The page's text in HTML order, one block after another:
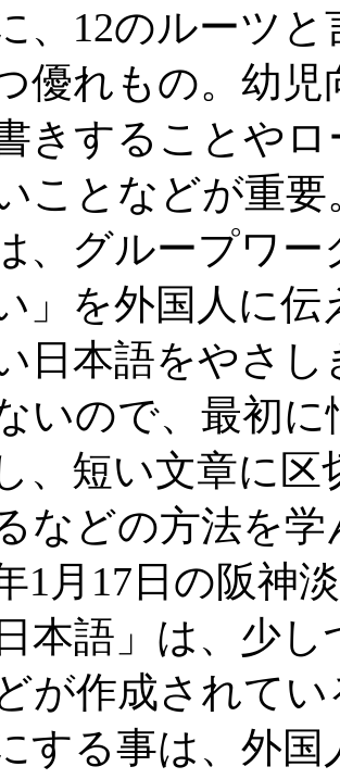
、12のルーツ
優れもの。幼
きすることや
ことなどが重要
、グループワー
」を外国人に
日本語をやさ
いので、最初
、短い文章に
などの方法を学
1月17日の阪神
本語」は、少
が作成されて
する事は、外